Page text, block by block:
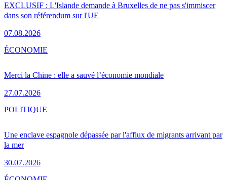
EXCLUSIF : L'Islande demande à Bruxelles de ne pas s'immiscer
dans son référendum sur l'UE
07.08.2026
Merci la Chine : elle a sauvé l’économie mondiale
27.07.2026
ÉCONOMIE
Une enclave espagnole dépassée par l'afflux de migrants arrivant par
la mer
30.07.2026
POLITIQUE